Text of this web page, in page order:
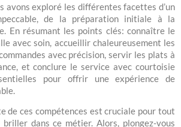
avons exploré les différentes facettes d’un
de la préparation initiale à la
En résumant les points clés: connaître le
avec soin, accueillir chaleureusement les
avec précision, servir les plats à
et conclure le service avec courtoisie
pour offrir une expérience de
de ces compétences est cruciale pour tout
dans ce métier. Alors, plongez-vous